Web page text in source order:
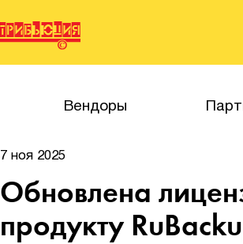
Вендоры
7 ноя 2025
Обновлена
продукту